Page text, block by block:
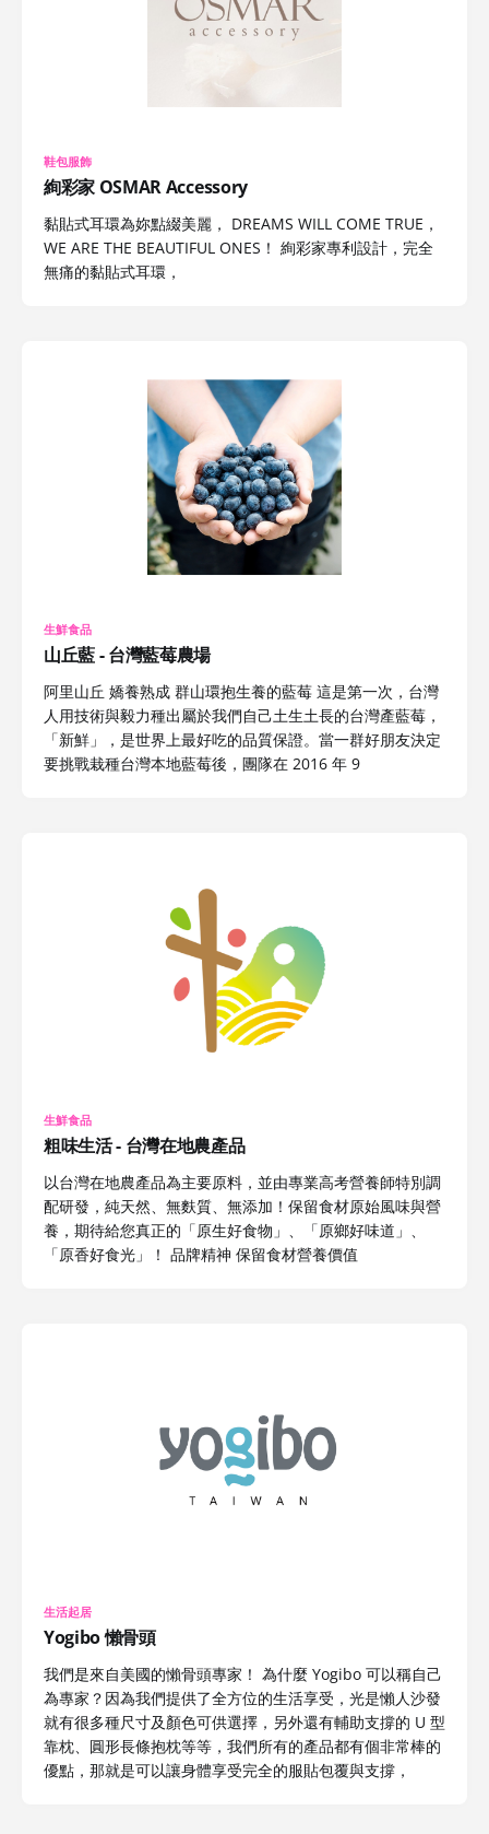
鞋包服飾
絢彩家 OSMAR Accessory
黏貼式耳環為妳點綴美麗， DREAMS WILL COME TRUE，
WE ARE THE BEAUTIFUL ONES！ 絢彩家專利設計，完全
無痛的黏貼式耳環，
生鮮食品
山丘藍 - 台灣藍莓農場
阿里山丘 嬌養熟成 群山環抱生養的藍莓 這是第一次，台灣
人用技術與毅力種出屬於我們自己土生土長的台灣產藍莓，
「新鮮」，是世界上最好吃的品質保證。當一群好朋友決定
要挑戰栽種台灣本地藍莓後，團隊在 2016 年 9
生鮮食品
粗味生活 - 台灣在地農產品
以台灣在地農產品為主要原料，並由專業高考營養師特別調
配研發，純天然、無麩質、無添加！保留食材原始風味與營
養，期待給您真正的「原生好食物」、「原鄉好味道」、
「原香好食光」！ 品牌精神 保留食材營養價值
生活起居
Yogibo 懶骨頭
我們是來自美國的懶骨頭專家！ 為什麼 Yogibo 可以稱自己
為專家？因為我們提供了全方位的生活享受，光是懶人沙發
就有很多種尺寸及顏色可供選擇，另外還有輔助支撐的 U 型
靠枕、圓形長條抱枕等等，我們所有的產品都有個非常棒的
優點，那就是可以讓身體享受完全的服貼包覆與支撐，